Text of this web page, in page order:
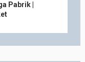
Pabrik |